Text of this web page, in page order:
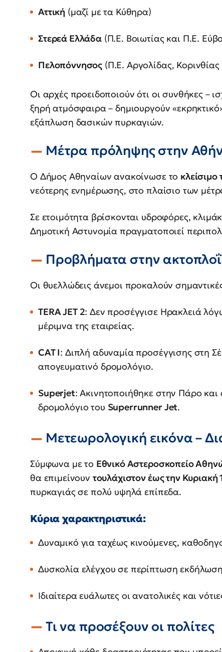
Αττική (μαζί με τα Κύθηρα)
Στερεά Ελλάδα(Π.Ε. Βοιωτίας και Π.Ε.
Πελοπόννησος (Π.Ε. Αργολίδας,
Οι αρχές προειδοποιούν ότι οι συνθήκες –
ξηρή ατμόσφαιρα – δημιουργούν
εξάπλωση δασικών πυρκαγιών.
Μέτρα πρόληψης στην
Ο Δήμος Αθηναίων ανακοίνωσε το
νεότερης ενημέρωσης, στο πλαίσιο των
Σε ετοιμότητα βρίσκονται υδροφόρες,
Δημοτική Αστυνομία πραγματοποιεί
Προβλήματα στην
Οι θυελλώδεις άνεμοι προκαλούν
TERA JET 2: Δεν προσέγγισε Ηρακλειά
μέριμνα της εταιρείας.
CAT I: Διπλή αδυναμία προσέγγισης στη
απογευματινό δρομολόγιο.
Superjet: Ακινητοποιήθηκε στην Πάρο
δρομολόγιο του Superrunner Jet.
Μετεωρολογική εικόνα –
Σύμφωνα με το Εθνικό Αστεροσκοπείο
θα επιμείνουν τουλάχιστον έως την
πυρκαγιάς σε πολύ υψηλά επίπεδα.
Κύρια χαρακτηριστικά:
Δυναμικό για ταχέως κινούμενες,
Δυσκολία ελέγχου σε περίπτωση
Ιδιαίτερα ευάλωτες οι ανατολικές και
Τι να προσέξουν οι πολίτες